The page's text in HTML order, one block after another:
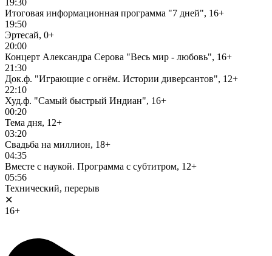
19:30
Итоговая информационная программа "7 дней", 16+
19:50
Эртесай, 0+
20:00
Концерт Александра Серова "Весь мир - любовь", 16+
21:30
Док.ф. "Играющие с огнём. Истории диверсантов", 12+
22:10
Худ.ф. "Самый быстрый Индиан", 16+
00:20
Тема дня, 12+
03:20
Свадьба на миллион, 18+
04:35
Вместе с наукой. Программа с субтитром, 12+
05:56
Технический, перерыв
✕
16+